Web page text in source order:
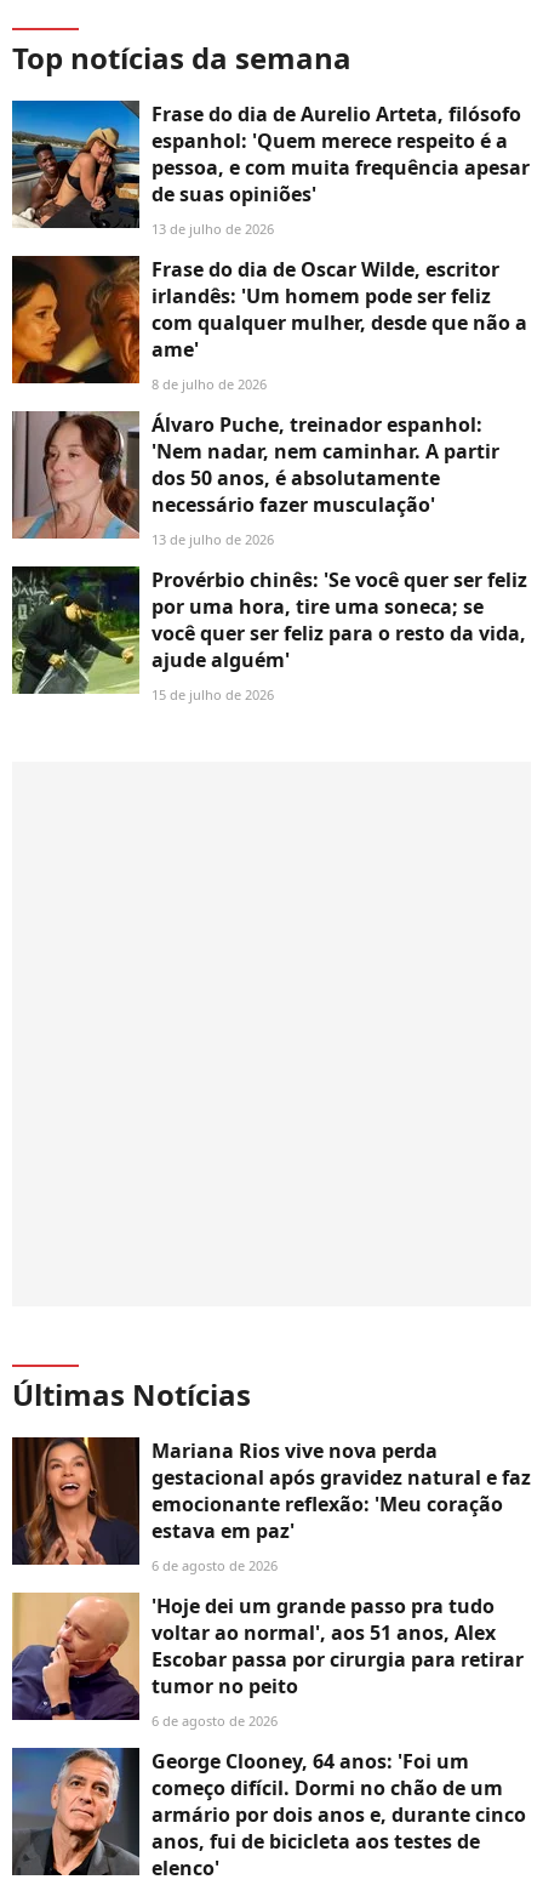
Top notícias da semana
Frase do dia de Aurelio Arteta, filósofo
espanhol: 'Quem merece respeito é a
pessoa, e com muita frequência apesar
de suas opiniões'
13 de julho de 2026
Frase do dia de Oscar Wilde, escritor
irlandês: 'Um homem pode ser feliz
com qualquer mulher, desde que não a
ame'
8 de julho de 2026
Álvaro Puche, treinador espanhol:
'Nem nadar, nem caminhar. A partir
dos 50 anos, é absolutamente
necessário fazer musculação'
13 de julho de 2026
Provérbio chinês: 'Se você quer ser feliz
por uma hora, tire uma soneca; se
você quer ser feliz para o resto da vida,
ajude alguém'
15 de julho de 2026
Últimas Notícias
Mariana Rios vive nova perda
gestacional após gravidez natural e faz
emocionante reflexão: 'Meu coração
estava em paz'
6 de agosto de 2026
'Hoje dei um grande passo pra tudo
voltar ao normal', aos 51 anos, Alex
Escobar passa por cirurgia para retirar
tumor no peito
6 de agosto de 2026
George Clooney, 64 anos: 'Foi um
começo difícil. Dormi no chão de um
armário por dois anos e, durante cinco
anos, fui de bicicleta aos testes de
elenco'